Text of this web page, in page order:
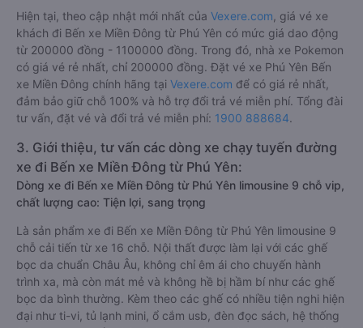
Hiện tại, theo cập nhật mới nhất của Vexere.com , giá vé xe
khách đi Bến xe Miền Đông từ Phú Yên có mức giá dao động
từ 200000 đồng - 1100000 đồng. Trong đó, nhà xe Pokemon
có giá vé rẻ nhất, chỉ 200000 đồng. Đặt vé xe Phú Yên Bến
xe Miền Đông chính hãng tại Vexere.com để có giá rẻ nhất,
đảm bảo giữ chỗ 100% và hỗ trợ đổi trả vé miễn phí. Tổng đài
tư vấn, đặt vé và đổi trả vé miễn phí: 1900 888684.
3. Giới thiệu, tư vấn các dòng xe chạy tuyến đường
xe đi Bến xe Miền Đông từ Phú Yên:
Dòng xe đi Bến xe Miền Đông từ Phú Yên limousine 9 chỗ vip,
chất lượng cao: Tiện lợi, sang trọng
Là sản phẩm xe đi Bến xe Miền Đông từ Phú Yên limousine 9
chỗ cải tiến từ xe 16 chỗ. Nội thất được làm lại với các ghế
bọc da chuẩn Châu Âu, không chỉ êm ái cho chuyến hành
trình xa, mà còn mát mẻ và không hề bị hầm bí như các ghế
bọc da bình thường. Kèm theo các ghế có nhiều tiện nghi hiện
đại như ti-vi, tủ lạnh mini, ổ cắm usb, đèn đọc sách, hệ thống